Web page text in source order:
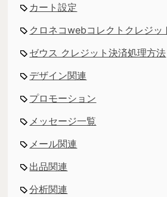
カート設定
クロネコwebコレクトクレジッ
ゼウス クレジット決済処理方法
デザイン関連
プロモーション
メッセージ一覧
メール関連
出品関連
分析関連